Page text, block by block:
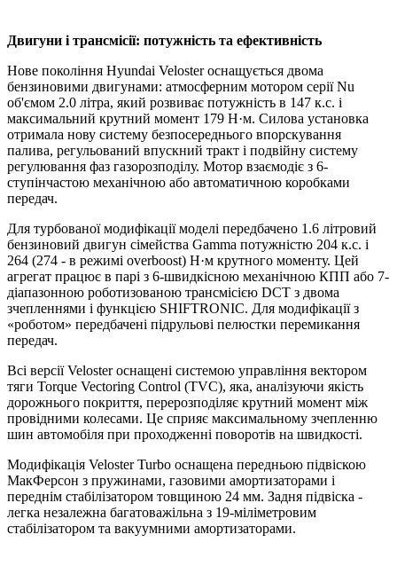
Двигуни і трансмісії: потужність та ефективність
Нове покоління Hyundai Veloster оснащується двома
бензиновими двигунами: атмосферним мотором серії Nu
об'ємом 2.0 літра, який розвиває потужність в 147 к.с. і
максимальний крутний момент 179 Н·м. Силова установка
отримала нову систему безпосереднього впорскування
палива, регульований впускний тракт і подвійну систему
регулювання фаз газорозподілу. Мотор взаємодіє з 6-
ступінчастою механічною або автоматичною коробками
передач.
Для турбованої модифікації моделі передбачено 1.6 літровий
бензиновий двигун сімейства Gamma потужністю 204 к.с. і
264 (274 - в режимі overboost) Н·м крутного моменту. Цей
агрегат працює в парі з 6-швидкісною механічною КПП або 7-
діапазонною роботизованою трансмісією DCT з двома
зчепленнями і функцією SHIFTRONIC. Для модифікації з
«роботом» передбачені підрульові пелюстки перемикання
передач.
Всі версії Veloster оснащені системою управління вектором
тяги Torque Vectoring Control (TVC), яка, аналізуючи якість
дорожнього покриття, перерозподіляє крутний момент між
провідними колесами. Це сприяє максимальному зчепленню
шин автомобіля при проходженні поворотів на швидкості.
Модифікація Veloster Turbo оснащена передньою підвіскою
МакФерсон з пружинами, газовими амортизаторами і
переднім стабілізатором товщиною 24 мм. Задня підвіска -
легка незалежна багатоважільна з 19-міліметровим
стабілізатором та вакуумними амортизаторами.